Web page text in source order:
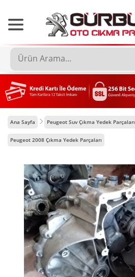
Ana Sayfa Peugeot Suv Çıkma Yedek Parçaları
Peugeot 2008 Çıkma Yedek Parçaları